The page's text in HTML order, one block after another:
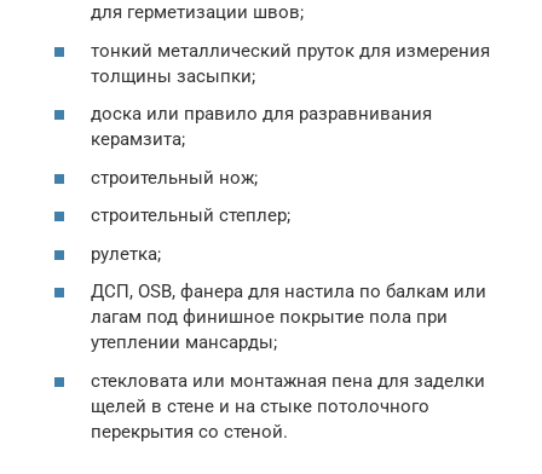
для герметизации швов;
тонкий металлический пруток для измерения
толщины засыпки;
доска или правило для разравнивания
керамзита;
строительный нож;
строительный степлер;
рулетка;
ДСП, OSB, фанера для настила по балкам или
лагам под финишное покрытие пола при
утеплении мансарды;
стекловата или монтажная пена для заделки
щелей в стене и на стыке потолочного
перекрытия со стеной.